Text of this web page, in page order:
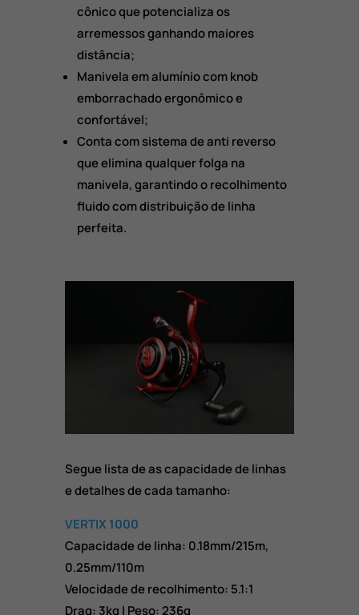
cônico que potencializa os
arremessos ganhando maiores
distância;
Manivela em alumínio com knob
emborrachado ergonômico e
confortável;
Conta com sistema de anti reverso
que elimina qualquer folga na
manivela, garantindo o recolhimento
fluido com distribuição de linha
perfeita.
Segue lista de as capacidade de linhas
e detalhes de cada tamanho:
VERTIX 1000
Capacidade de linha: 0.18mm/215m,
0.25mm/110m
Velocidade de recolhimento: 5.1:1
Drag: 3kg | Peso: 236g